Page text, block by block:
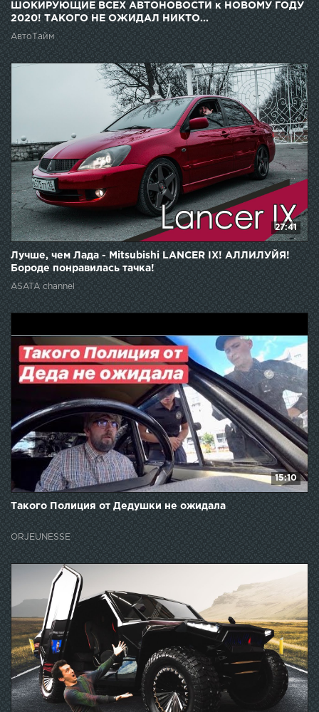
ШОКИРУЮЩИЕ ВСЕХ АВТОНОВОСТИ к НОВОМУ ГОДУ
2020! ТАКОГО НЕ ОЖИДАЛ НИКТО...
АвтоТайм
27:41
Лучше, чем Лада - Mitsubishi LANCER IX! АЛЛИЛУЙЯ!
Бороде понравилась тачка!
ASATA channel
15:10
Такого Полиция от Дедушки не ожидала
ORJEUNESSE